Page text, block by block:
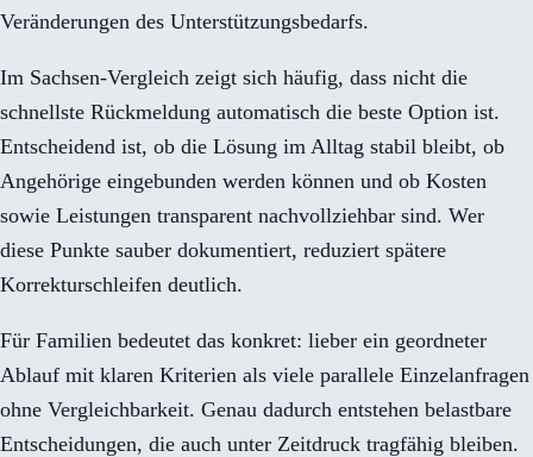
Veränderungen des Unterstützungsbedarfs.
Im Sachsen-Vergleich zeigt sich häufig, dass nicht die
schnellste Rückmeldung automatisch die beste Option ist.
Entscheidend ist, ob die Lösung im Alltag stabil bleibt, ob
Angehörige eingebunden werden können und ob Kosten
sowie Leistungen transparent nachvollziehbar sind. Wer
diese Punkte sauber dokumentiert, reduziert spätere
Korrekturschleifen deutlich.
Für Familien bedeutet das konkret: lieber ein geordneter
Ablauf mit klaren Kriterien als viele parallele Einzelanfragen
ohne Vergleichbarkeit. Genau dadurch entstehen belastbare
Entscheidungen, die auch unter Zeitdruck tragfähig bleiben.